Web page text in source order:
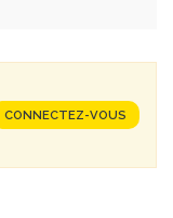
CONNECTEZ-VOUS